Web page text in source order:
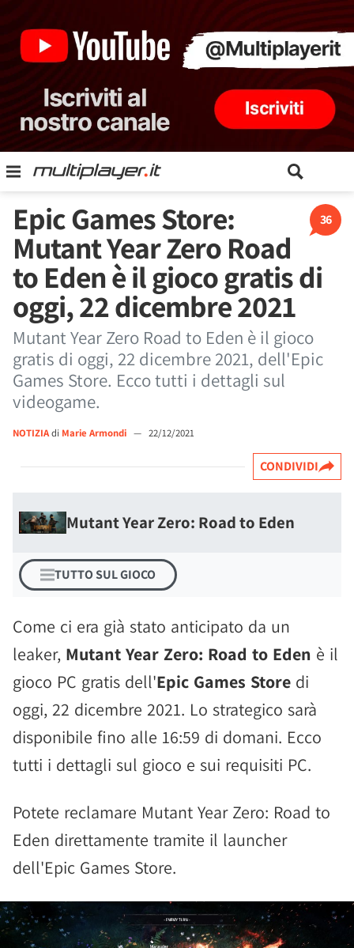
36
Epic Games Store:
Mutant Year Zero Road
to Eden è il gioco gratis di
oggi, 22 dicembre 2021
Mutant Year Zero Road to Eden è il gioco
gratis di oggi, 22 dicembre 2021, dell'Epic
Games Store. Ecco tutti i dettagli sul
videogame.
NOTIZIAdi Marie Armondi — 22/12/2021
CONDIVIDI
Mutant Year Zero: Road to Eden
TUTTO SUL GIOCO
Come ci era già stato anticipato da un
leaker, Mutant Year Zero: Road to Eden è il
gioco PC gratis dell'Epic Games Store di
oggi, 22 dicembre 2021. Lo strategico sarà
disponibile fino alle 16:59 di domani. Ecco
tutti i dettagli sul gioco e sui requisiti PC.
Potete reclamare Mutant Year Zero: Road to
Eden direttamente tramite il launcher
dell'Epic Games Store.